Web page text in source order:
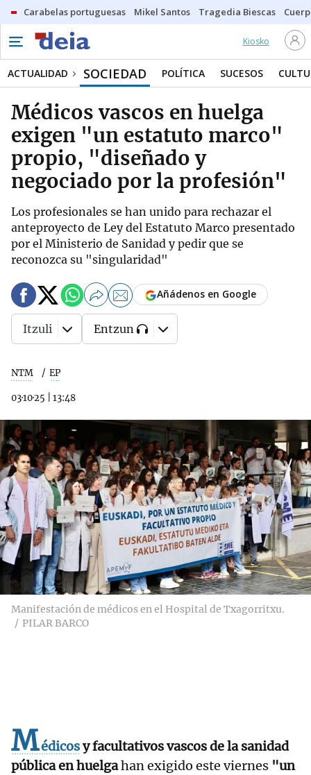
Carabelas portuguesas Mikel Santos Tragedia Biescas
Kiosko
ACTUALIDAD SOCIEDAD POLÍTICA SUCESOS
Médicos vascos en huelga
exigen "un estatuto marco"
propio, "diseñado y
negociado por la profesión"
Los profesionales se han unido para rechazar el
anteproyecto de Ley del Estatuto Marco presentado
por el Ministerio de Sanidad y pedir que se
reconozca su "singularidad"
NTM EP
03·10·25 13:48
Añádenos en Google
Itzuli Entzun
Manifestación de médicos en el Hospital de Txagorritxu.
PILAR BARCO
Médicosy facultativos vascos de la sanidad
pública en huelgahan exigido este viernes "un